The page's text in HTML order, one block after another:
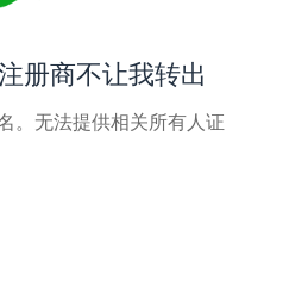
册商不让我转出
。无法提供相关所有人证